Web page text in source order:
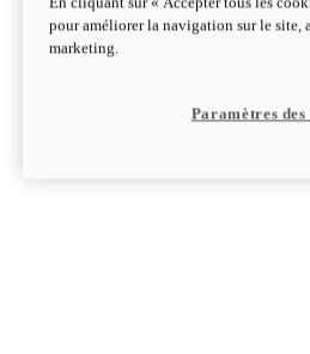
Hypermotard V2 SP
Découvrez-le
pour améliorer la navigation sur le site,
marketing.
Paramètres des